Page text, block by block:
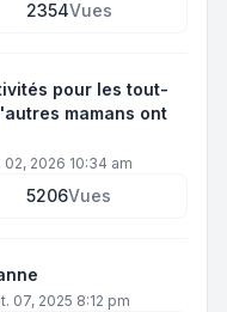
2354Vues
pour les tout-
mamans ont
02, 2026 10:34 am
5206Vues
07, 2025 8:12 pm